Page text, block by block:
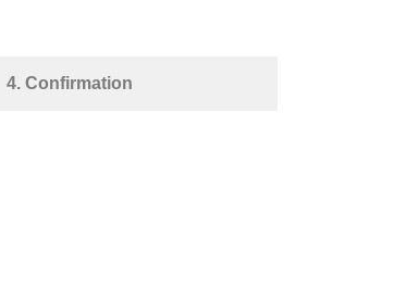
4. Confirmation